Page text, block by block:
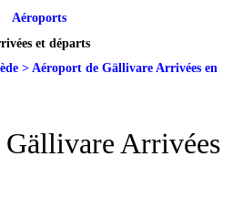
Aéroports
et départs
> Aéroport de Gällivare Arrivées en
Arrivées